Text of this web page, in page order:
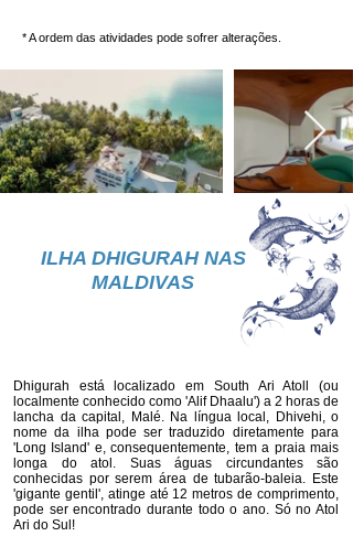
* A ordem das atividades pode sofrer alterações.
ILHA DHIGURAH NAS
MALDIVAS
Dhigurah está localizado em South Ari Atoll (ou
localmente conhecido como 'Alif Dhaalu') a 2 horas de
lancha da capital, Malé. Na língua local, Dhivehi, o
nome da ilha pode ser traduzido diretamente para
'Long Island' e, consequentemente, tem a praia mais
longa do atol. Suas águas circundantes são
conhecidas por serem área de tubarão-baleia. Este
'gigante gentil', atinge até 12 metros de comprimento,
pode ser encontrado durante todo o ano. Só no Atol
Ari do Sul!